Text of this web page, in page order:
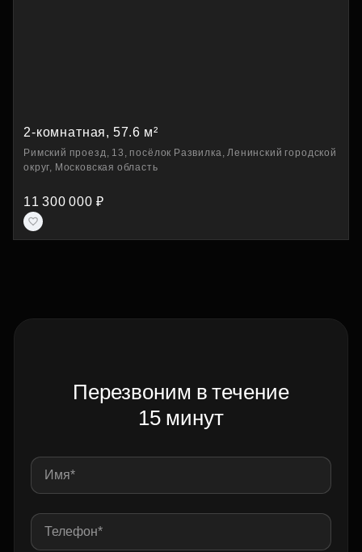
2-комнатная, 57.6 м²
Римский проезд, 13, посёлок Развилка, Ленинский городской
округ, Московская область
11 300 000 ₽
Перезвоним в течение
15 минут